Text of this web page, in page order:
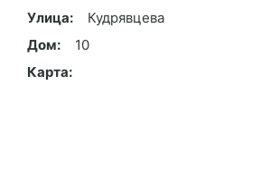
Улица:
Кудрявцева
Дом:
10
Карта: